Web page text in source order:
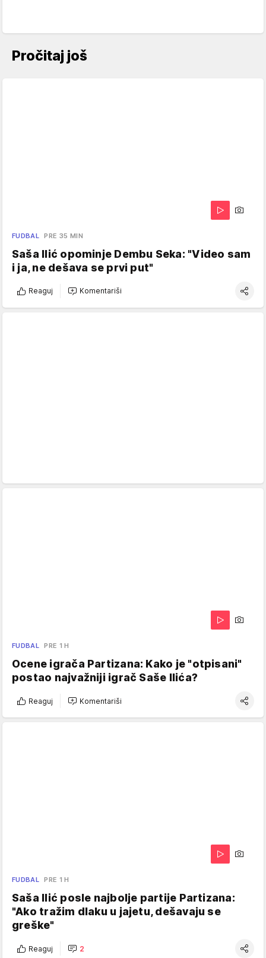
Pročitaj još
FUDBAL PRE 35 MIN
Saša Ilić opominje Dembu Seka: "Video sam
i ja, ne dešava se prvi put"
Reaguj Komentariši
FUDBAL PRE 1 H
Ocene igrača Partizana: Kako je "otpisani"
postao najvažniji igrač Saše Ilića?
Reaguj Komentariši
FUDBAL PRE 1 H
Saša Ilić posle najbolje partije Partizana:
"Ako tražim dlaku u jajetu, dešavaju se
greške"
Reaguj 2